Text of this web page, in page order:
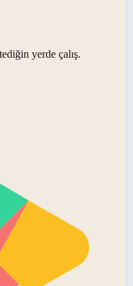
yerde çalış.